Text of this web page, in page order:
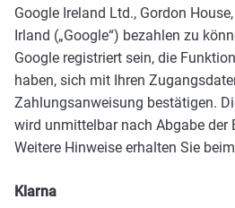
Google Ireland Ltd., Gordon
Irland („Google“) bezahlen zu
Google registriert sein, die
haben, sich mit Ihren
Zahlungsanweisung bestätigen.
wird unmittelbar nach Abgabe der
Weitere Hinweise erhalten Sie
Klarna